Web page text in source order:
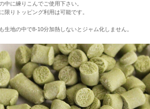
中に練りこんでご使用下さい。
限りトッピング利用は可能です。
生地の中で8-10分加熱しないとジャム化しません。